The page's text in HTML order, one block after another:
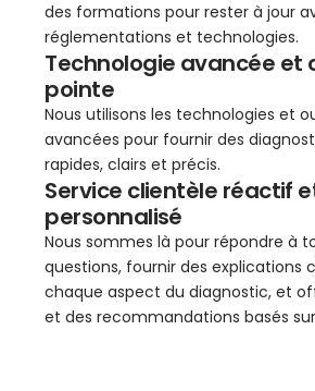
des formations pour rester à jour
réglementations et technologies.
Technologie avancée et
pointe
Nous utilisons les technologies et
avancées pour fournir des
rapides, clairs et précis.
Service clientèle réactif
personnalisé
Nous sommes là pour répondre à
questions, fournir des explications
chaque aspect du diagnostic, et
et des recommandations basés